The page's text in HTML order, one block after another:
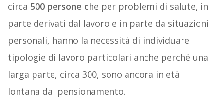
circa 500 persone che per problemi di salute, in
parte derivati dal lavoro e in parte da situazioni
personali, hanno la necessità di individuare
tipologie di lavoro particolari anche perché una
larga parte, circa 300, sono ancora in età
lontana dal pensionamento.